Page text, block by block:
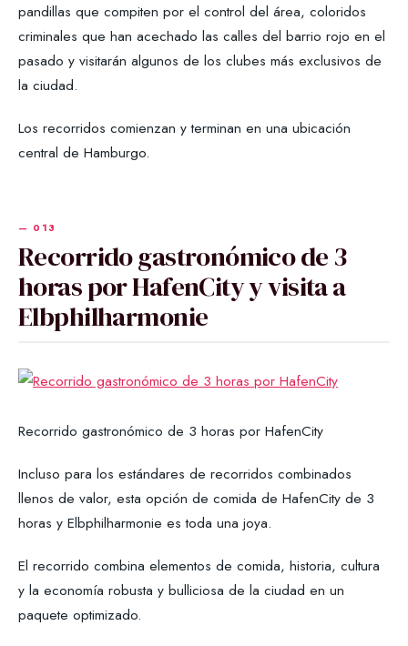
pandillas que compiten por el control del área, coloridos
criminales que han acechado las calles del barrio rojo en el
pasado y visitarán algunos de los clubes más exclusivos de
la ciudad.
Los recorridos comienzan y terminan en una ubicación
central de Hamburgo.
Recorrido gastronómico de 3
horas por HafenCity y visita a
Elbphilharmonie
Recorrido gastronómico de 3 horas por HafenCity
Incluso para los estándares de recorridos combinados
llenos de valor, esta opción de comida de HafenCity de 3
horas y Elbphilharmonie es toda una joya.
El recorrido combina elementos de comida, historia, cultura
y la economía robusta y bulliciosa de la ciudad en un
paquete optimizado.